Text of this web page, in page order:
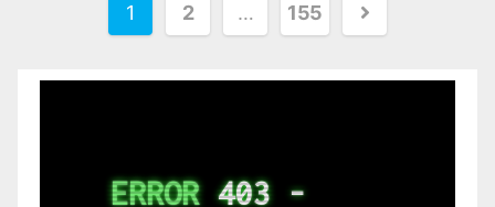
1 2 … 155